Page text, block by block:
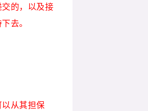
的，以及接
去。
从其担保